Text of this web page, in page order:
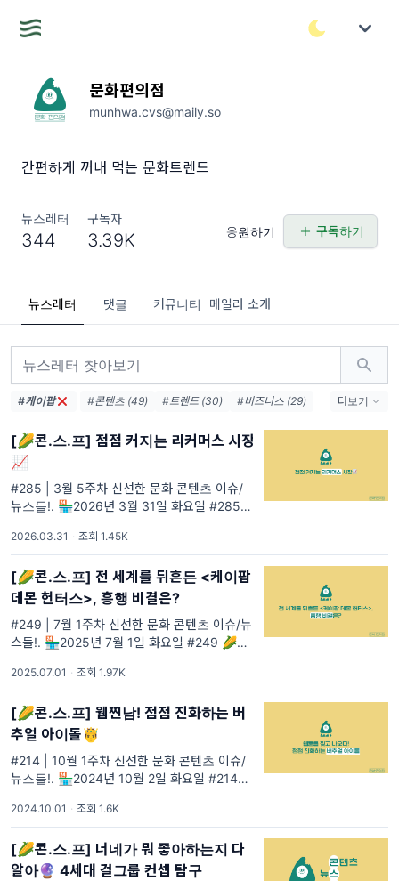
문화편의점
munhwa.cvs@maily.so
간편하게 꺼내 먹는 문화트렌드
뉴스레터
344
구독자
3.39K 응원하기 구독하기
뉴스레터 댓글 커뮤니티 메일러 소개
#케이팝 #콘텐츠 (49) #트렌드 (30)
#비즈니스 (29)
#OTT (18)
#IT (17) #영화 (13)
#숏폼 (9)
#웹툰 (9)
더보기
[🌽콘.스.프] 점점 커지는 리커머스 시장
📈
#285 | 3월 5주차 신선한 문화 콘텐츠 이슈/
뉴스들!. 🏪2026년 3월 31일 화요일 #285
2026.03.31 · 조회 1.45K
[🌽콘.스.프] 전 세계를 뒤흔든 <케이팝
데몬 헌터스>, 흥행 비결은?
#249 | 7월 1주차 신선한 문화 콘텐츠 이슈/뉴
스들!. 🏪2025년 7월 1일 화요일 #249 🌽콘.
2025.07.01 · 조회 1.97K
[🌽콘.스.프] 웹찐남! 점점 진화하는 버
추얼 아이돌🤴
#214 | 10월 1주차 신선한 문화 콘텐츠 이슈/
뉴스들!. 🏪2024년 10월 2일 화요일 #214
2024.10.01 · 조회 1.6K
[🌽콘.스.프] 너네가 뭐 좋아하는지 다
알아🔮 4세대 걸그룹 컨셉 탐구